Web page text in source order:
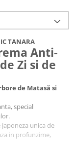
TANARA
Anti-
Zi si de
de Matasă si
special
unica de
in profunzime,